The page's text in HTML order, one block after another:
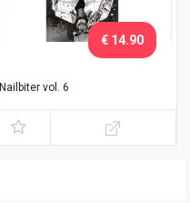
Nailbiter vol. 6
€ 14.90